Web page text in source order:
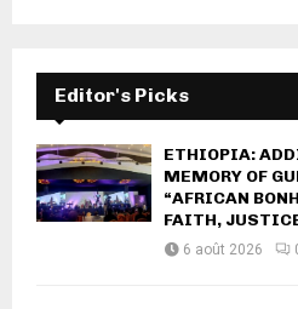
Editor's Picks
ETHIOPIA:
MEMORY OF
“AFRICAN
FAITH,
6 août 2026